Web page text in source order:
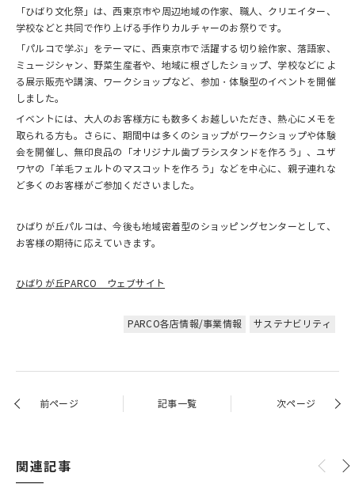
「ひばり文化祭」は、西東京市や周辺地域の作家、職人、クリエイター、
学校などと共同で作り上げる手作りカルチャーのお祭りです。
「パルコで学ぶ」をテーマに、西東京市で活躍する切り絵作家、落語家、
ミュージシャン、野菜生産者や、地域に根ざしたショップ、学校などによ
る展示販売や講演、ワークショップなど、参加・体験型のイベントを開催
しました。
イベントには、大人のお客様方にも数多くお越しいただき、熱心にメモを
取られる方も。さらに、期間中は多くのショップがワークショップや体験
会を開催し、無印良品の「オリジナル歯ブラシスタンドを作ろう」、ユザ
ワヤの「羊毛フェルトのマスコットを作ろう」などを中心に、親子連れな
ど多くのお客様がご参加くださいました。
ひばりが丘パルコは、今後も地域密着型のショッピングセンターとして、
お客様の期待に応えていきます。
ひばりが丘PARCO ウェブサイト
PARCO各店情報/事業情報 サステナビリティ
前ページ 記事一覧 次ページ
関連記事